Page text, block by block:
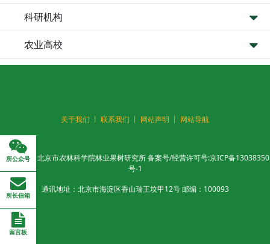
科研机构
农业高校
关于我们 丨 联系我们 丨 网站声明 丨 网站导航
版权所有：北京市农林科学院林业果树研究所 备案号/经营许可号:京ICP备13038350
号-1
通讯地址：北京市海淀区香山瑞王坟甲12号 邮编：100093
所公众号
所长信箱
留言板